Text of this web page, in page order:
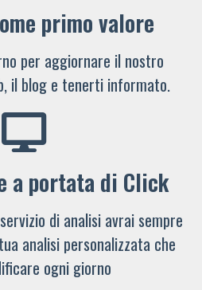
primo valore
per aggiornare il nostro
il blog e tenerti informato.
a portata di Click
di analisi avrai sempre
analisi personalizzata che
ogni giorno